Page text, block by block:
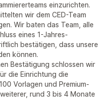
einzurichten.
wir dem CED-Team
Wir baten das Team, alle
eines 1-Jahres-
bestätigen, dass unsere
können.
Bestätigung schlossen wir
die Einrichtung die
Vorlagen und Premium-
rund 3 bis 4 Monate